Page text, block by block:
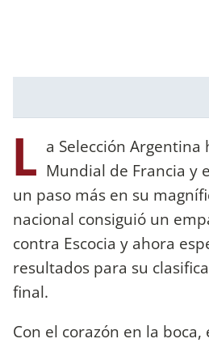
L a Selección
Mundial de Francia y
un paso más en su
nacional consiguió un
contra Escocia y ahora
resultados para su
final.
Con el corazón en la boca,